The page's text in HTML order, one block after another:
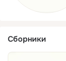
Сборники